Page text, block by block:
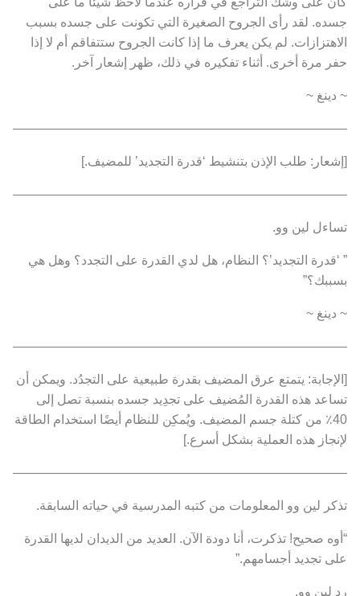
جسده. لقد رأى الجروح الصغيرة التي تكونت على جسده بسبب
الاهتزازات. لم يكن يعرف ما إذا كانت الجروح ستتفاقم أم لا إذا
حفر مرة أخرى. أثناء تفكيره في ذلك، ظهر إشعار آخر.
~ دينغ ~
[إشعار: طلب الإذن بتنشيط ‘قدرة التجديد’ للمضيف.]
تساءل لين وو.
” ‘قدرة التجديد’؟ النظام، هل لدي القدرة على التجدد؟ وهل هي
بسببك؟”
~ دينغ ~
[الإجابة: يتمتع عرق المضيف بقدرة طبيعية على التجدُد. ويمكن أن
تساعد هذه القدرة المُضيف على تجدِيد جسده بنسبة تصل إلى
40٪ من كتلة جسم المضيف. ويُمكِن للنظام أيضًا استخدام الطاقة
لإنجاز هذه العملية بشكل أسرع.]
تذكر لين وو المعلومات من كتبه المدرسية في حياته السابقة.
“أوه صحيح! تذكرت، أنا دودة الآن. العديد من الديدان لديها القدرة
على تجديد أجسامهم.”
رد لين وو.